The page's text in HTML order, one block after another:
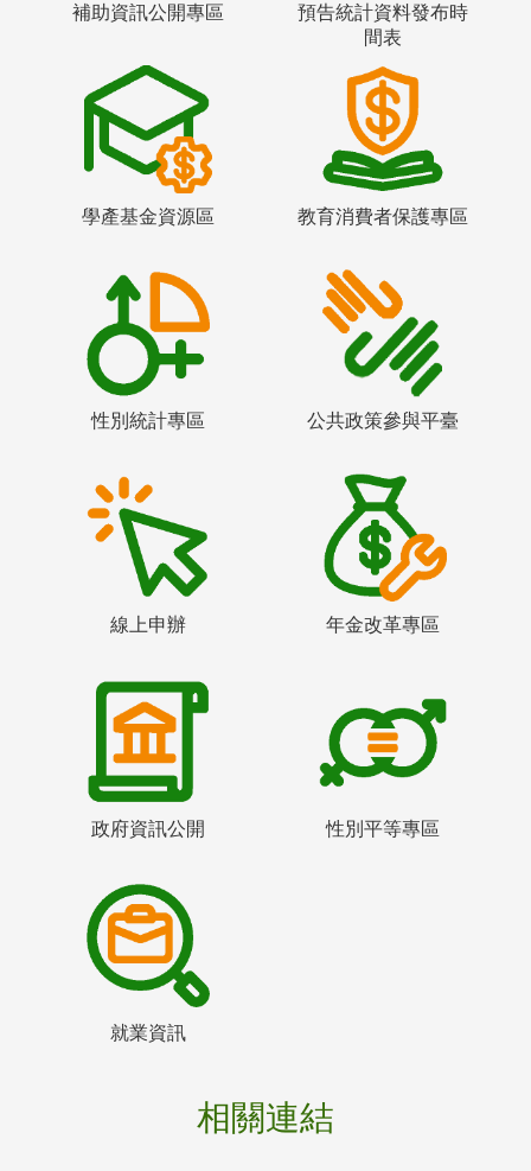
補助資訊公開專區
預告統計資料發布時
間表
學產基金資源區 教育消費者保護專區
性別統計專區 公共政策參與平臺
線上申辦 年金改革專區
政府資訊公開 性別平等專區
就業資訊
相關連結